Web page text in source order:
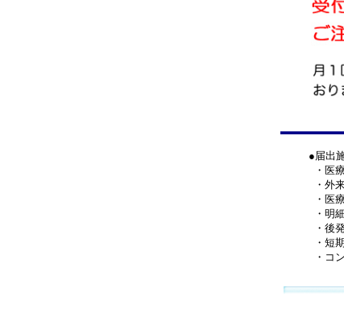
●届出
・医
・外
・医
・明
・後
・短
・コ